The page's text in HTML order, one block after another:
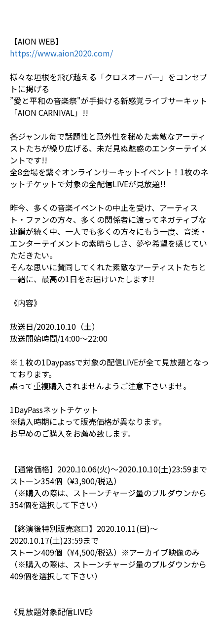
【AION WEB】
https://www.aion2020.com/
様々な垣根を飛び越える「クロスオーバー」をコンセプ
トに掲げる
”愛と平和の音楽祭"が手掛ける新感覚ライブサーキット
「AION CARNIVAL」!!
各ジャンル毎で話題性と意外性を秘めた素敵なアーティ
ストたちが繰り広げる、未だ見ぬ魅惑のエンターテイメ
ントです!!
全8会場を繋ぐオンラインサーキットイベント！1枚のネ
ットチケットで対象の全配信LIVEが見放題!!
昨今、多くの音楽イベントの中止を受け、アーティス
ト・ファンの方々、多くの関係者に渡ってネガティブな
連鎖が続く中、一人でも多くの方々にもう一度、音楽・
エンターテイメントの素晴らしさ、夢や希望を感じてい
ただきたい。
そんな思いに賛同してくれた素敵なアーティストたちと
一緒に、最高の1日をお届けいたします!!
《内容》
放送日/2020.10.10（土）
放送開始時間/14:00〜22:00
※１枚の1Daypassで対象の配信LIVEが全て見放題となっ
ております。
誤って重複購入されませんようご注意下さいませ。
1DayPassネットチケット
※購入時期によって販売価格が異なります。
お早めのご購入をお薦め致します。
【通常価格】2020.10.06(火)〜2020.10.10(土)23:59まで
ストーン354個（¥3,900/税込）
（※購入の際は、ストーンチャージ量のプルダウンから
354個を選択して下さい）
【終演後特別販売窓口】2020.10.11(日)〜
2020.10.17(土)23:59まで
ストーン409個（¥4,500/税込）※アーカイブ映像のみ
（※購入の際は、ストーンチャージ量のプルダウンから
409個を選択して下さい）
《見放題対象配信LIVE》